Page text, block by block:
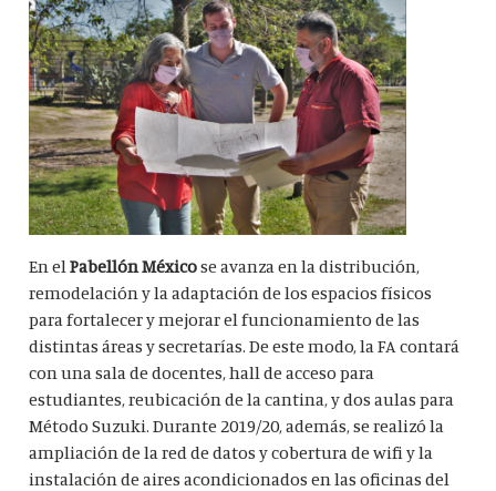
En elPabellón Méxicose avanza en la distribución,
remodelación y la adaptación de los espacios físicos
para fortalecer y mejorar el funcionamiento de las
distintas áreas y secretarías. De este modo, la FA contará
con una sala de docentes, hall de acceso para
estudiantes, reubicación de la cantina, y dos aulas para
Método Suzuki. Durante 2019/20, además, se realizó la
ampliación de la red de datos y cobertura de wifi y la
instalación de aires acondicionados en las oficinas del